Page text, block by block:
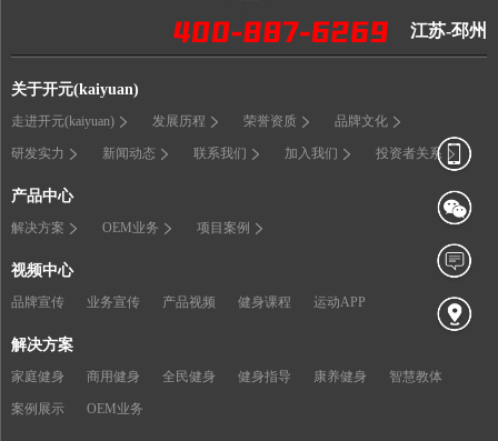
江苏-邳州
关于开元(kaiyuan)
走进开元(kaiyuan) 发展历程 荣誉资质 品牌文化
研发实力 新闻动态 联系我们 加入我们 投资者关系
产品中心
解决方案 OEM业务 项目案例
视频中心
品牌宣传 业务宣传 产品视频 健身课程 运动APP
解决方案
家庭健身 商用健身 全民健身 健身指导 康养健身 智慧教体
案例展示 OEM业务